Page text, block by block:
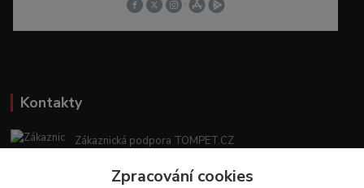
Kontakty
Zákaznická podpora TOMPET.CZ
(Po-Ne, 8-20 hod.)
Zpracování cookies